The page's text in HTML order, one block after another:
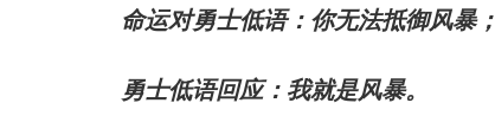
命运对勇士低语：你无法抵御风暴；
勇士低语回应：我就是风暴。